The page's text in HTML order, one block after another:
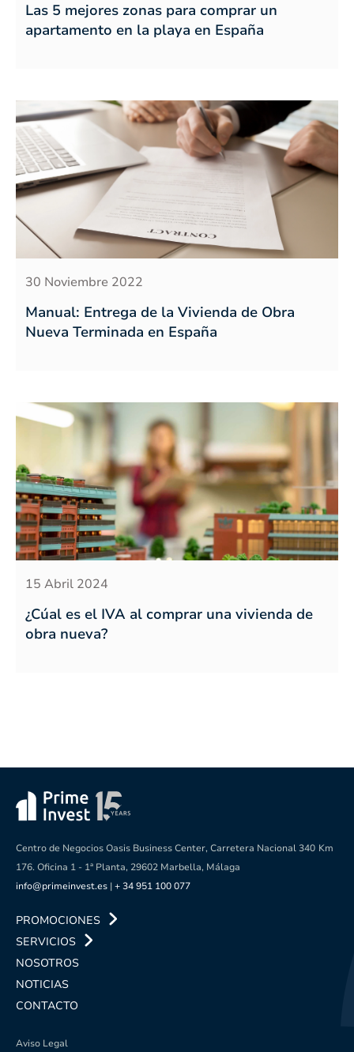
Las 5 mejores zonas para comprar un
apartamento en la playa en España
30 Noviembre 2022
Manual: Entrega de la Vivienda de Obra
Nueva Terminada en España
15 Abril 2024
¿Cúal es el IVA al comprar una vivienda de
obra nueva?
Centro de Negocios Oasis Business Center, Carretera Nacional 340 Km
176. Oficina 1 - 1ª Planta, 29602 Marbella, Málaga
info@primeinvest.es |+ 34 951 100 077
PROMOCIONES
SERVICIOS
NOSOTROS
NOTICIAS
CONTACTO
Aviso Legal